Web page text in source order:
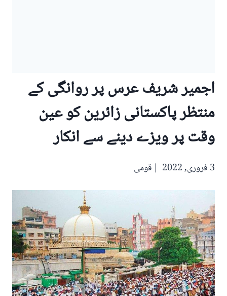
اجمیر شریف عرس پر روانگی کے
منتظر پاکستانی زائرین کو عین
وقت پر ویزے دینے سے انکار‎‎
3 فروری, 2022 قومی